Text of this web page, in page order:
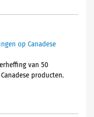
op Canadese
van 50
producten.